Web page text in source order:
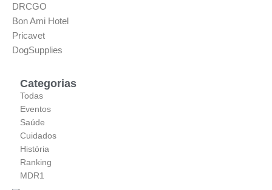
DRCGO
Bon Ami Hotel
Pricavet
DogSupplies
Categorias
Todas
Eventos
Saúde
Cuidados
História
Ranking
MDR1